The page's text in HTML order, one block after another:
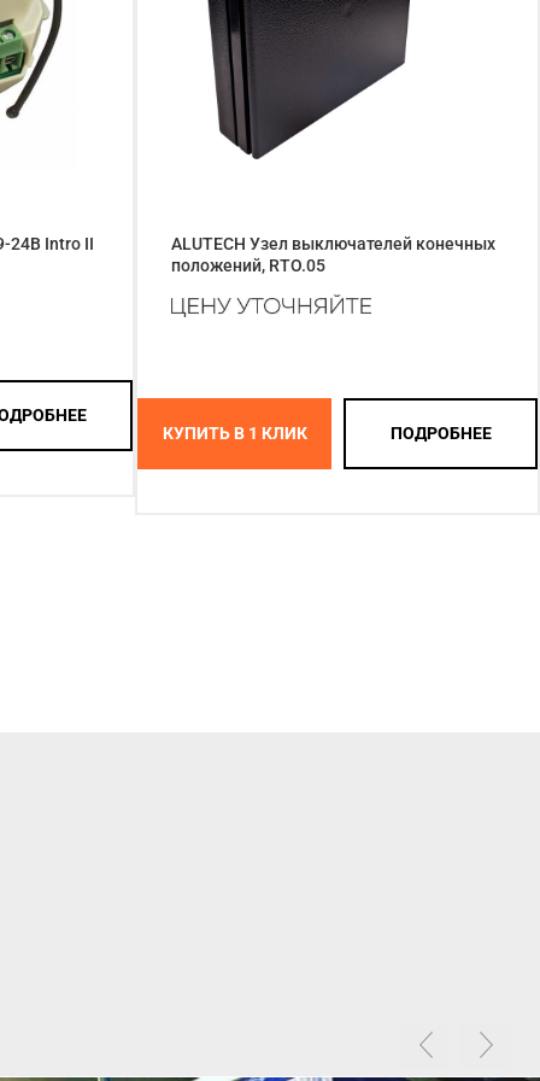
24В Intro II
ALUTECH Узел выключателей конечных
положений, RTO.05
КУПИТЬ В 1 КЛИК ПОДРОБНЕЕ